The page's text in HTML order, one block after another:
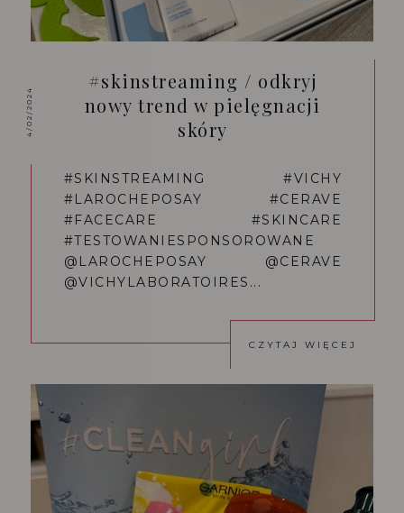
4/02/2024
#skinstreaming / odkryj
nowy trend w pielęgnacji
skóry
#SKINSTREAMING #VICHY
#LAROCHEPOSAY #CERAVE
#FACECARE #SKINCARE
#TESTOWANIESPONSOROWANE
@LAROCHEPOSAY @CERAVE
@VICHYLABORATOIRES...
CZYTAJ WIĘCEJ